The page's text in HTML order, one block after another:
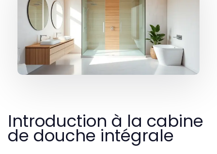
Introduction à la cabine
de douche intégrale